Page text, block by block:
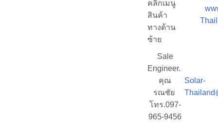
คลิกเมนู
สินค้า
ทางด้าน
ซ้าย
Sale
Engineer.
คุณ
รณชัย
โทร.097-
965-9456
Solar-